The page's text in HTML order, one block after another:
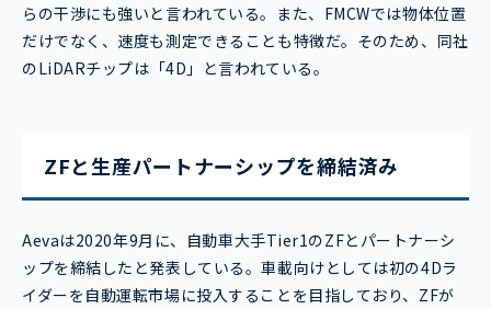
らの干渉にも強いと言われている。また、FMCWでは物体位置
だけでなく、速度も測定できることも特徴だ。そのため、同社
のLiDARチップは「4D」と言われている。
ZFと生産パートナーシップを締結済み
Aevaは2020年9月に、自動車大手Tier1のZFとパートナーシ
ップを締結したと発表している。車載向けとしては初の4Dラ
イダーを自動運転市場に投入することを目指しており、ZFが